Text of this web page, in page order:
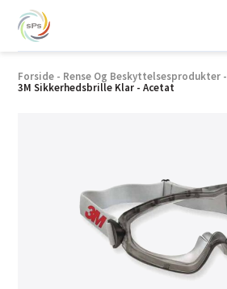
Forside - Rense Og Beskyttelsesprodukter -
3M Sikkerhedsbrille Klar - Acetat